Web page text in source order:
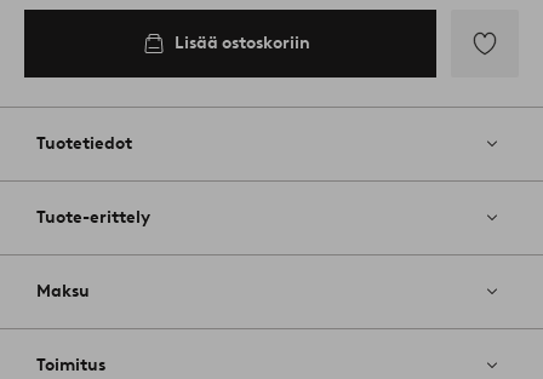
Lisää Lisää ostoskoriin
Tuotetiedot
Tuote-erittely
Maksu
Toimitus